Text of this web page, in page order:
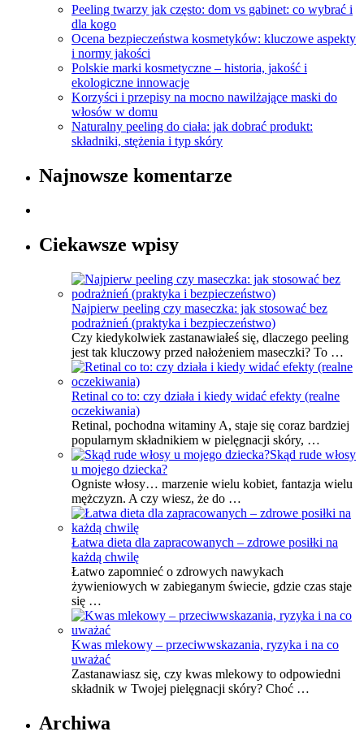
Peeling twarzy jak często: dom vs gabinet: co wybrać i
dla kogo
Ocena bezpieczeństwa kosmetyków: kluczowe aspekty
i normy jakości
Polskie marki kosmetyczne – historia, jakość i
ekologiczne innowacje
Korzyści i przepisy na mocno nawilżające maski do
włosów w domu
Naturalny peeling do ciała: jak dobrać produkt:
składniki, stężenia i typ skóry
Najnowsze komentarze
Ciekawsze wpisy
Najpierw peeling czy maseczka: jak stosować bez
podrażnień (praktyka i bezpieczeństwo)
Czy kiedykolwiek zastanawiałeś się, dlaczego peeling
jest tak kluczowy przed nałożeniem maseczki? To …
Retinal co to: czy działa i kiedy widać efekty (realne
oczekiwania)
Retinal, pochodna witaminy A, staje się coraz bardziej
popularnym składnikiem w pielęgnacji skóry, …
Skąd rude włosy
u mojego dziecka?
Ogniste włosy… marzenie wielu kobiet, fantazja wielu
mężczyzn. A czy wiesz, że do …
Łatwa dieta dla zapracowanych – zdrowe posiłki na
każdą chwilę
Łatwo zapomnieć o zdrowych nawykach
żywieniowych w zabieganym świecie, gdzie czas staje
się …
Kwas mlekowy – przeciwwskazania, ryzyka i na co
uważać
Zastanawiasz się, czy kwas mlekowy to odpowiedni
składnik w Twojej pielęgnacji skóry? Choć …
Archiwa